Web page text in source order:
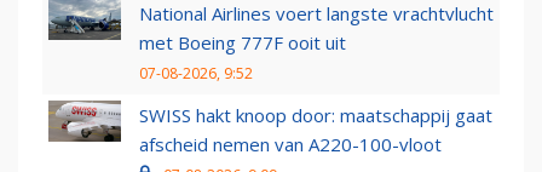
National Airlines voert langste vrachtvlucht
met Boeing 777F ooit uit
07-08-2026, 9:52
SWISS hakt knoop door: maatschappij gaat
afscheid nemen van A220-100-vloot